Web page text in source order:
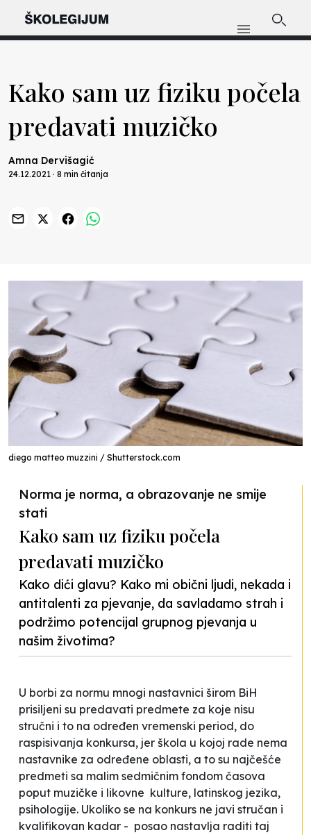
Kako sam uz fiziku počela
predavati muzičko
Amna Dervišagić
24.12.2021 · 8 min čitanja
diego matteo muzzini / Shutterstock.com
Norma je norma, a obrazovanje ne smije
stati
Kako sam uz fiziku počela
predavati muzičko
Kako dići glavu? Kako mi obični ljudi, nekada i
antitalenti za pjevanje, da savladamo strah i
podržimo potencijal grupnog pjevanja u
našim životima?
U borbi za normu mnogi nastavnici širom BiH
prisiljeni su predavati predmete za koje nisu
stručni i to na određen vremenski period, do
raspisivanja konkursa, jer škola u kojoj rade nema
nastavnike za određene oblasti, a to su najčešće
predmeti sa malim sedmičnim fondom časova
poput muzičke i likovne kulture, latinskog jezika,
psihologije. Ukoliko se na konkurs ne javi stručan i
kvalifikovan kadar - posao nastavlja raditi taj